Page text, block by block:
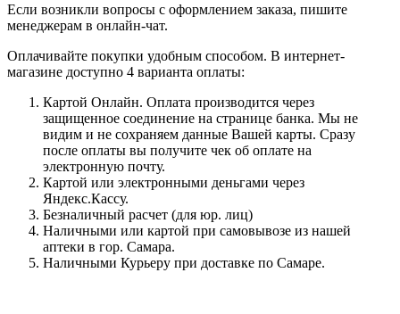
Если возникли вопросы с оформлением заказа, пишите
менеджерам в онлайн-чат.
Оплачивайте покупки удобным способом. В интернет-
магазине доступно 4 варианта оплаты:
Картой Онлайн. Оплата производится через
защищенное соединение на странице банка. Мы не
видим и не сохраняем данные Вашей карты. Сразу
после оплаты вы получите чек об оплате на
электронную почту.
Картой или электронными деньгами через
Яндекс.Кассу.
Безналичный расчет (для юр. лиц)
Наличными или картой при самовывозе из нашей
аптеки в гор. Самара.
Наличными Курьеру при доставке по Самаре.